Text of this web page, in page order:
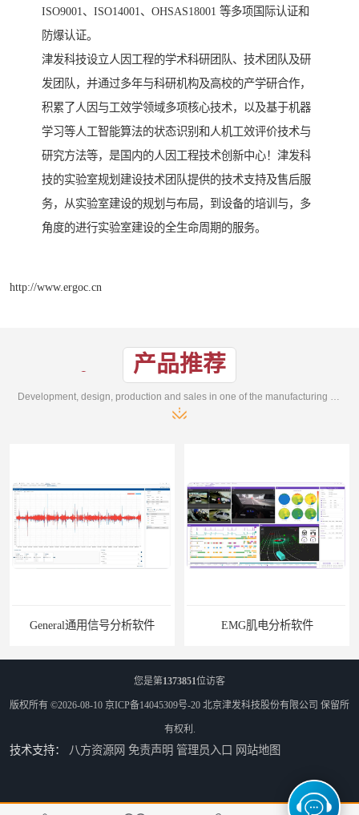
ISO9001、ISO14001、OHSAS18001 等多项国际认证和
防爆认证。
津发科技设立人因工程的学术科研团队、技术团队及研
发团队，并通过多年与科研机构及高校的产学研合作，
积累了人因与工效学领域多项核心技术，以及基于机器
学习等人工智能算法的状态识别和人机工效评价技术与
研究方法等，是国内的人因工程技术创新中心！津发科
技的实验室规划建设技术团队提供的技术支持及售后服
务，从实验室建设的规划与布局，到设备的培训与，多
角度的进行实验室建设的全生命周期的服务。
http://www.ergoc.cn
产品推荐
Development, design, production and sales in one of the manufacturing enterprises
General通用信号分析软件 EMG肌电分析软件
您是第1373851位访客
版权所有 ©2026-08-10 京ICP备14045309号-20 北京津发科技股份有限公司 保留所
有权利.
技术支持： 八方资源网 免责声明 管理员入口 网站地图